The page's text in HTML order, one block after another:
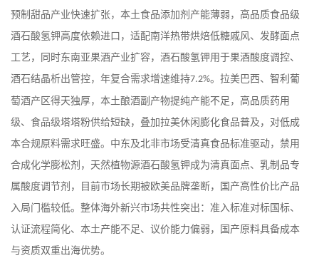
预制甜品产业快速扩张，本土食品添加剂产能薄弱，高品质食品级
酒石酸氢钾高度依赖进口，适配南洋热带烘焙低糖戚风、发酵面点
工艺，同时东南亚果酒产业扩容，酒石酸氢钾用于果酒酸度调控、
酒石结晶析出管控，年复合需求增速维持7.2%。拉美巴西、智利葡
萄酒产区得天独厚，本土酿酒副产物提纯产能不足，高品质药用
级、食品级塔塔粉供给短缺，叠加拉美休闲膨化食品普及，对低成
本合规原料需求旺盛。中东及北非市场受清真食品标准驱动，禁用
合成化学膨松剂，天然植物源酒石酸氢钾成为清真面点、乳制品专
属酸度调节剂，目前市场长期被欧美品牌垄断，国产高性价比产品
入局门槛较低。整体海外新兴市场共性突出：准入标准对标国标、
认证流程简化、本土产能不足、议价能力偏弱，国产原料具备成本
与资质双重出海优势。